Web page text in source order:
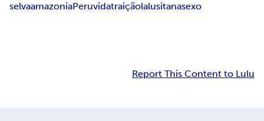
selvaamazoniaPeruvidatraiçãolalusitanasexo
Report This Content to Lulu